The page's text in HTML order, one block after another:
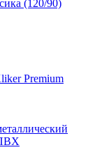
(120/90)
Premium